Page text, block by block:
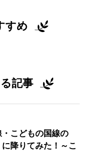
すめ
記事
こどもの国線の
に降りてみた！～こ